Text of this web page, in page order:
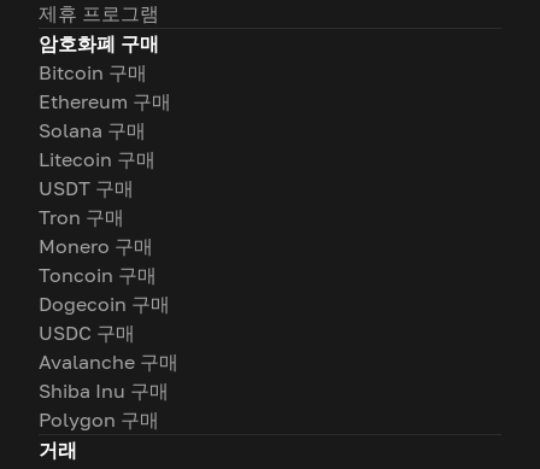
제휴 프로그램
암호화폐 구매
Bitcoin 구매
Ethereum 구매
Solana 구매
Litecoin 구매
USDT 구매
Tron 구매
Monero 구매
Toncoin 구매
Dogecoin 구매
USDC 구매
Avalanche 구매
Shiba Inu 구매
Polygon 구매
거래